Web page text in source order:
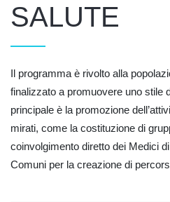
SALUTE
Il programma è rivolto alla
finalizzato a promuovere uno stile
principale è la promozione
mirati, come la costituzione di
coinvolgimento diretto dei Medici
Comuni per la creazione di